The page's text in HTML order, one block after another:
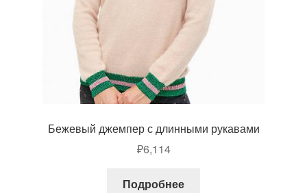
Бежевый джемпер с длинными рукавами
₽6,114
Подробнее